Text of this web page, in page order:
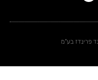
פרינדז בע"מ